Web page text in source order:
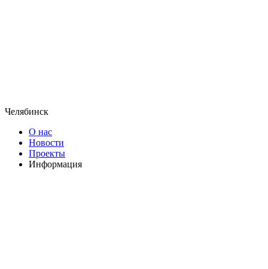
Челябинск
О нас
Новости
Проекты
Информация